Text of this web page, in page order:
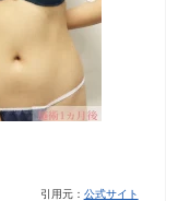
引用元： 公式サイト